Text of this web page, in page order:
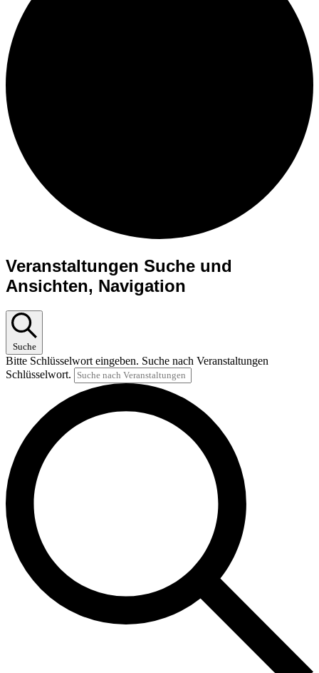
Veranstaltungen
Veranstaltungen Suche und
Ansichten, Navigation
Suche
Bitte Schlüsselwort eingeben. Suche nach Veranstaltungen
Schlüsselwort.